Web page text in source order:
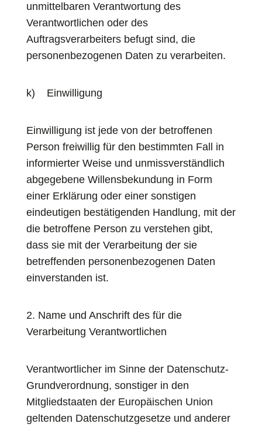
unmittelbaren Verantwortung des
Verantwortlichen oder des
Auftragsverarbeiters befugt sind, die
personenbezogenen Daten zu verarbeiten.
k) Einwilligung
Einwilligung ist jede von der betroffenen
Person freiwillig für den bestimmten Fall in
informierter Weise und unmissverständlich
abgegebene Willensbekundung in Form
einer Erklärung oder einer sonstigen
eindeutigen bestätigenden Handlung, mit der
die betroffene Person zu verstehen gibt,
dass sie mit der Verarbeitung der sie
betreffenden personenbezogenen Daten
einverstanden ist.
2. Name und Anschrift des für die
Verarbeitung Verantwortlichen
Verantwortlicher im Sinne der Datenschutz-
Grundverordnung, sonstiger in den
Mitgliedstaaten der Europäischen Union
geltenden Datenschutzgesetze und anderer